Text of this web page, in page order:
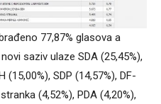
77,87% glasova a
saziv ulaze SDA (25,45%),
SDP (14,57%), DF-
(4,52%), PDA (4,20%),